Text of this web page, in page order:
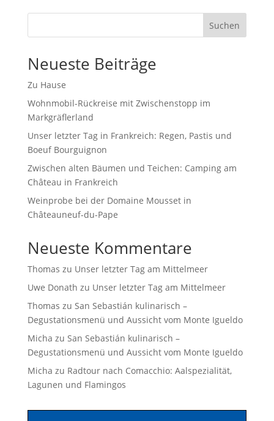
Suchen
Neueste Beiträge
Zu Hause
Wohnmobil-Rückreise mit Zwischenstopp im
Markgräflerland
Unser letzter Tag in Frankreich: Regen, Pastis und
Boeuf Bourguignon
Zwischen alten Bäumen und Teichen: Camping am
Château in Frankreich
Weinprobe bei der Domaine Mousset in
Châteauneuf-du-Pape
Neueste Kommentare
Thomas zu Unser letzter Tag am Mittelmeer
Uwe Donath zu Unser letzter Tag am Mittelmeer
Thomas zu San Sebastián kulinarisch –
Degustationsmenü und Aussicht vom Monte Igueldo
Micha zu San Sebastián kulinarisch –
Degustationsmenü und Aussicht vom Monte Igueldo
Micha zu Radtour nach Comacchio: Aalspezialität,
Lagunen und Flamingos